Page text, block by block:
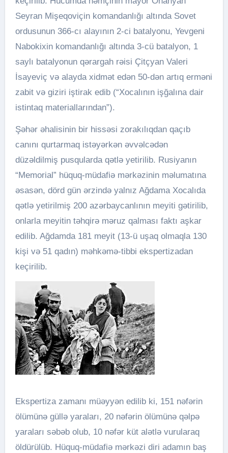
Seyran Mişeqoviçin komandanlığı altında Sovet
ordusunun 366-cı alayının 2-ci batalyonu, Yevgeni
Nabokixin komandanlığı altında 3-cü batalyon, 1
saylı batalyonun qərargah rəisi Çitçyan Valeri
İsayeviç və alayda xidmət edən 50-dən artıq erməni
zabit və giziri iştirak edib (“Xocalının işğalına dair
istintaq materiallarından”).
Şəhər əhalisinin bir hissəsi zorakılıqdan qaçıb
canını qurtarmaq istəyərkən əvvəlcədən
düzəldilmiş pusqularda qətlə yetirilib. Rusiyanın
“Memorial” hüquq-müdafiə mərkəzinin məlumatına
əsasən, dörd gün ərzində yalnız Ağdama Xocalıda
qətlə yetirilmiş 200 azərbaycanlının meyiti gətirilib,
onlarla meyitin təhqirə məruz qalması faktı aşkar
edilib. Ağdamda 181 meyit (13-ü uşaq olmaqla 130
kişi və 51 qadın) məhkəmə-tibbi ekspertizadan
keçirilib.
Ekspertiza zamanı müəyyən edilib ki, 151 nəfərin
ölümünə güllə yaraları, 20 nəfərin ölümünə qəlpə
yaraları səbəb olub, 10 nəfər küt alətlə vurularaq
öldürülüb. Hüquq-müdafiə mərkəzi diri adamın baş